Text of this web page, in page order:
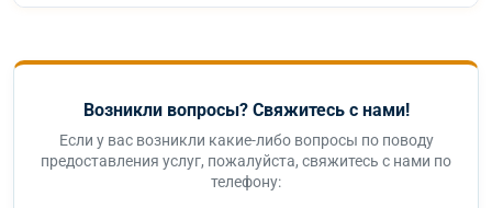
Возникли вопросы? Свяжитесь с нами!
Если у вас возникли какие-либо вопросы по поводу
предоставления услуг, пожалуйста, свяжитесь с нами по
телефону: